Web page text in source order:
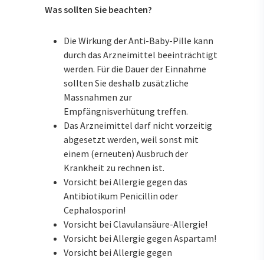
Was sollten Sie beachten?
Die Wirkung der Anti-Baby-Pille kann
durch das Arzneimittel beeinträchtigt
werden. Für die Dauer der Einnahme
sollten Sie deshalb zusätzliche
Massnahmen zur
Empfängnisverhütung treffen.
Das Arzneimittel darf nicht vorzeitig
abgesetzt werden, weil sonst mit
einem (erneuten) Ausbruch der
Krankheit zu rechnen ist.
Vorsicht bei Allergie gegen das
Antibiotikum Penicillin oder
Cephalosporin!
Vorsicht bei Clavulansäure-Allergie!
Vorsicht bei Allergie gegen Aspartam!
Vorsicht bei Allergie gegen